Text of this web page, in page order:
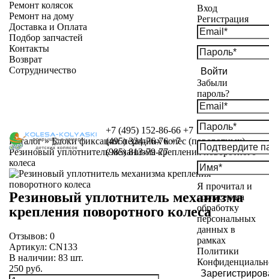
+7 (495) 152-86-66 +7
(495) 324-76-76 +7
(985) 813-79-77
Вход
Регистрация
Войти
Забыли
пароль?
Я прочитал и
согласен на
обработку
персональных
данных в
рамках
Политики
Ремонт колясок
Ремонт на дому
Доставка и Оплата
Подбор запчастей
Контакты
Возврат
Сотрудничество
Каталог»Блоки фиксации передних колес (поворотных)»
Резиновый уплотнитель механизма крепления поворотного
колеса
Резиновый уплотнитель механизма
крепления поворотного колеса
Отзывов: 0
Артикул: CN133
В наличии: 83 шт.
250 руб.